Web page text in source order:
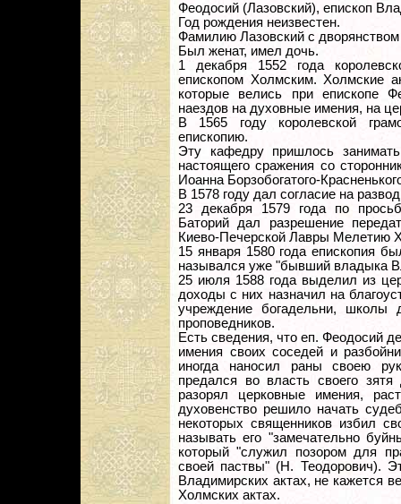
Феодосий (Лазовский), епископ
Год рождения неизвестен.
Фамилию Лазовский с
Был женат, имел дочь.
1 декабря 1552 года
епископом Холмским. Холмские
которые велись при епископе
наездов на духовные имения, на
В 1565 году королевской
епископию.
Эту кафедру пришлось
настоящего сражения со
Иоанна Борзобогатого-
В 1578 году дал согласие на
23 декабря 1579 года по
Баторий дал разрешение
Киево-Печерской Лавры Мелетию
15 января 1580 года епископия
назывался уже "бывший владыка
25 июля 1588 года выделил из
доходы с них назначил на
учреждение богадельни, школы
проповедников.
Есть сведения, что еп. Феодосий
имения своих соседей и
иногда наносил раны своею
предался во власть своего зятя
разорял церковные имения,
духовенство решило начать
некоторых священников избил
называть его "замечательно
который "служил позором для
своей паствы" (Н. Теодорович).
Владимирских актах, не кажется
Холмских актах.